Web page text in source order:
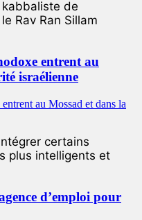
kabbaliste de
Rav Ran Sillam
entrent au
israélienne
certains
plus intelligents et
d’emploi pour